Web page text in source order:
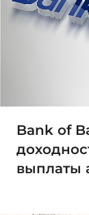
Bank of
выплаты